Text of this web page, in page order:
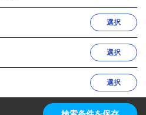
選択
選択
選択